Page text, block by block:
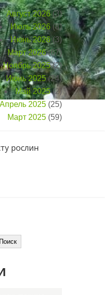
Август 2026(3)
Июль 2026 (8)
Июнь 2026(3)
Март 2026(67)
Ноябрь 2025(2)
Июнь 2025(24)
Май 2025(2)
Апрель 2025 (25)
Март 2025 (59)
рослин
Поиск